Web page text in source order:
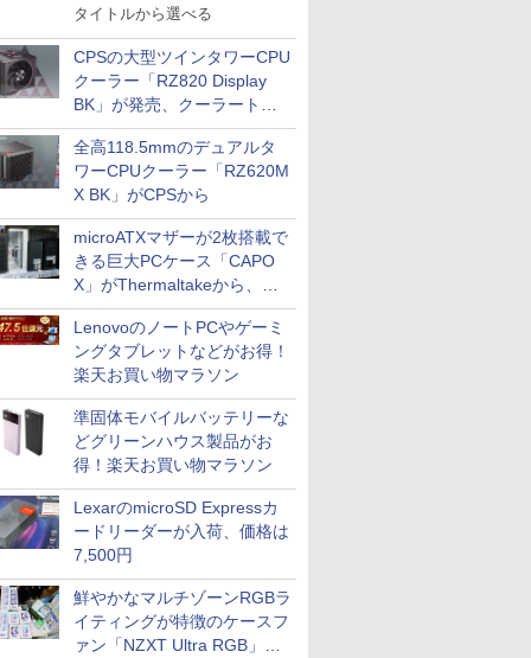
タイトルから選べる
CPSの大型ツインタワーCPU
クーラー「RZ820 Display
BK」が発売、クーラートッ
プに5インチ液晶搭載
全高118.5mmのデュアルタ
ワーCPUクーラー「RZ620M
X BK」がCPSから
microATXマザーが2枚搭載で
きる巨大PCケース「CAPO
X」がThermaltakeから、カ
ラーは2色
LenovoのノートPCやゲーミ
ングタブレットなどがお得！
楽天お買い物マラソン
準固体モバイルバッテリーな
どグリーンハウス製品がお
得！楽天お買い物マラソン
LexarのmicroSD Expressカ
ードリーダーが入荷、価格は
7,500円
鮮やかなマルチゾーンRGBラ
イティングが特徴のケースフ
ァン「NZXT Ultra RGB」が